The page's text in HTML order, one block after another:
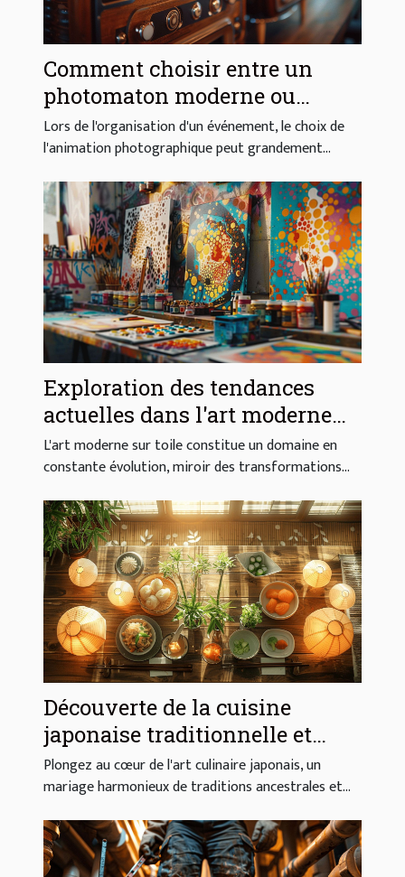
Comment choisir entre un
photomaton moderne ou
vintage pour votre événement
Lors de l'organisation d'un événement, le choix de
l'animation photographique peut grandement...
Exploration des tendances
actuelles dans l'art moderne
sur toile
L'art moderne sur toile constitue un domaine en
constante évolution, miroir des transformations...
Découverte de la cuisine
japonaise traditionnelle et
moderne
Plongez au cœur de l'art culinaire japonais, un
mariage harmonieux de traditions ancestrales et...